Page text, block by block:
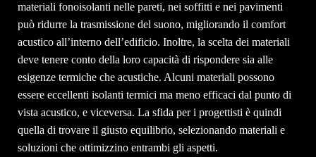
materiali fonoisolanti nelle pareti, nei soffitti e nei pavimenti
può ridurre la trasmissione del suono, migliorando il comfort
acustico all’interno dell’edificio. Inoltre, la scelta dei materiali
deve tenere conto della loro capacità di rispondere sia alle
esigenze termiche che acustiche. Alcuni materiali possono
essere eccellenti isolanti termici ma meno efficaci dal punto di
vista acustico, e viceversa. La sfida per i progettisti è quindi
quella di trovare il giusto equilibrio, selezionando materiali e
soluzioni che ottimizzino entrambi gli aspetti.